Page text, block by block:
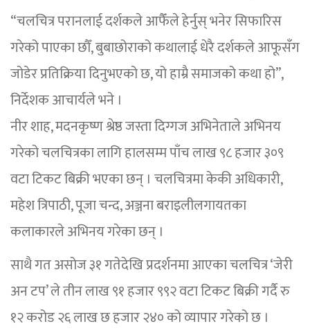
“चलचित्र परानलाई दर्शकले आफैँले हेर्नुस् भनेर सिफारिस
गरेको पाएका छौँ, बुबाछोराको कथालाई धेरै दर्शकले आफूसँग
जोडेर प्रतिक्रिया दिनुभएको छ, यो हाम्रै समाजको कथा हो”,
निर्देशक आचार्यले भने ।
नीर शाह, मदनकृष्ण श्रेष्ठ जस्ता दिग्गज अभिनेताले अभिनय
गरेको चलचित्रका लागि हालसम्म पाँच लाख ९८ हजार ३०९
वटा टिकट बिक्री भएका छन् । चलचित्रमा केकी अधिकारी,
महेश त्रिपाठी, पूजा चन्द, अञ्जना बराइलीलगायतका
कलाकारले अभिनय गरेका छन् ।
साथै गत असोज ३१ गतेदेखि प्रदर्शनमा आएका चलचित्र ‘जेरी
अन टप’ ले तीन लाख ९१ हजार ९९२ वटा टिकट बिक्री गर्दै रु
१२ करोड २६ लाख छ हजार २४० को व्यापार गरेको छ ।